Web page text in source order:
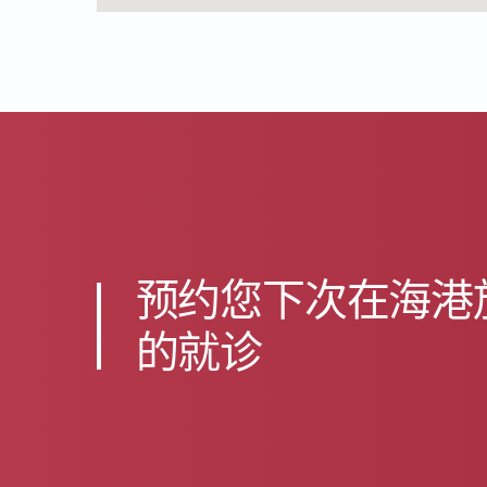
预约您下次在海港
的就诊